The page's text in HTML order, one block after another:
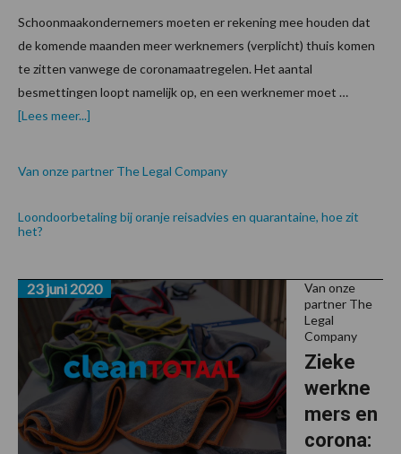
Schoonmaakondernemers moeten er rekening mee houden dat
de komende maanden meer werknemers (verplicht) thuis komen
te zitten vanwege de coronamaatregelen. Het aantal
besmettingen loopt namelijk op, en een werknemer moet …
[Lees meer...]
Van onze partner The Legal Company
Loondoorbetaling bij oranje reisadvies en quarantaine, hoe zit
het?
Van onze
partner The
Legal
Company
Zieke
werkne
mers en
corona:
23 juni 2020